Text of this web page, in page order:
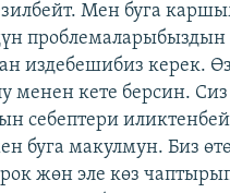
Мен буга
проблемаларыбыздын
издебешибиз керек.
менен кете берсин.
себептери
буга макулмун. Биз
жөн эле көз